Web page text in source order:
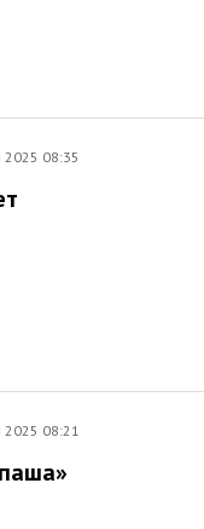
2025 08:35
2025 08:21